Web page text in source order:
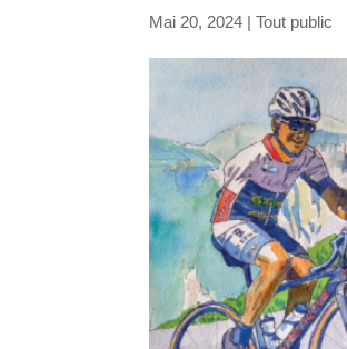
Mai 20, 2024 |Tout public